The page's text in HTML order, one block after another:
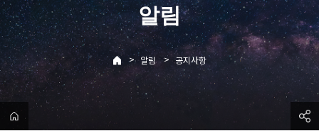
알림
> 알림 > 공지사항